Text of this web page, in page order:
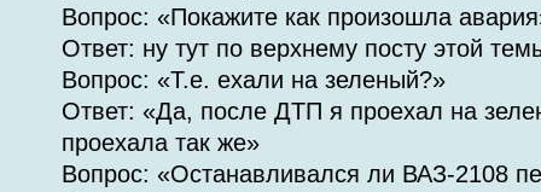
Вопрос: «Покажите как произошла
Ответ: ну тут по верхнему посту этой
Вопрос: «Т.е. ехали на зеленый?»
Ответ: «Да, после ДТП я проехал на
проехала так же»
Вопрос: «Останавливался ли ВАЗ-2108